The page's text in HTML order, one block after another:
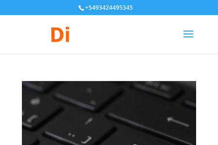
+5493424495345